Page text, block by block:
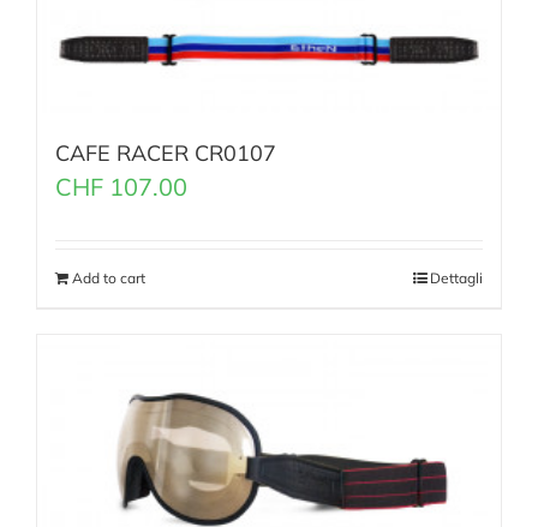
CAFE RACER CR0107
CHF 107.00
Add to cart Dettagli